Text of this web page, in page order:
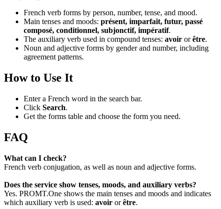
French verb forms by person, number, tense, and mood.
Main tenses and moods: présent, imparfait, futur, passé
composé, conditionnel, subjonctif, impératif.
The auxiliary verb used in compound tenses: avoir orêtre.
Noun and adjective forms by gender and number, including
agreement patterns.
How to Use It
Enter a French word in the search bar.
Click Search.
Get the forms table and choose the form you need.
FAQ
What can I check?
French verb conjugation, as well as noun and adjective forms.
Does the service show tenses, moods, and auxiliary verbs?
Yes. PROMT.One shows the main tenses and moods and indicates
which auxiliary verb is used: avoir orêtre.